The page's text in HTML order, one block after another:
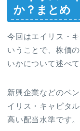
か？まとめ
今回はエイリス・
いうことで、株価
いかについて述べて
新興企業などのベ
イリス・キャピタ
高い配当水準です。